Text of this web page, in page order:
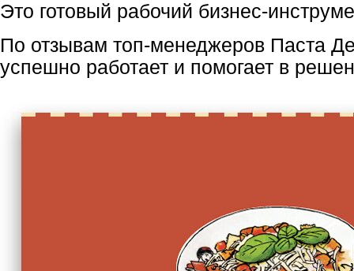
Это готовый рабочий бизнес-
По отзывам топ-менеджеров Паста
успешно работает и помогает в